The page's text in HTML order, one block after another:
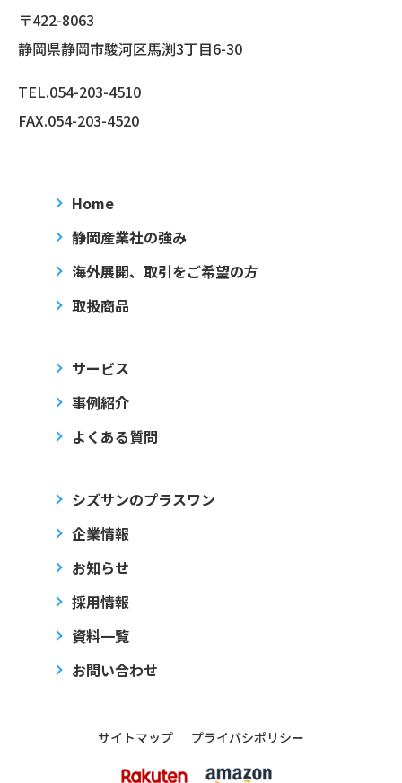
〒422-8063
静岡県静岡市駿河区馬渕3丁目6-30
TEL.054-203-4510
FAX.054-203-4520
Home
静岡産業社の強み
海外展開、取引をご希望の方
取扱商品
サービス
事例紹介
よくある質問
シズサンのプラスワン
企業情報
お知らせ
採用情報
資料一覧
お問い合わせ
サイトマップ プライバシポリシー